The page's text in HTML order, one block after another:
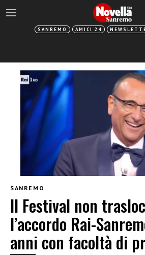
SANREMO AMICI 24
SANREMO
Il Festival non
l’accordo Rai-
anni con facoltà di